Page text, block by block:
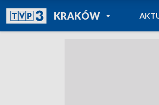
KRAKÓWPOWRÓT DO
TVP REGIONY